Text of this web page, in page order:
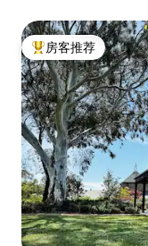
热门「房客推荐」
房客推荐